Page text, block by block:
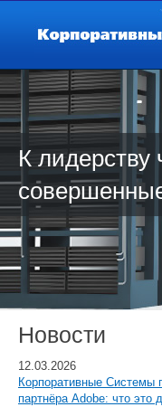
К лидерству
Новости
12.03.2026
Корпоративные Системы
партнёра Adobe: что это